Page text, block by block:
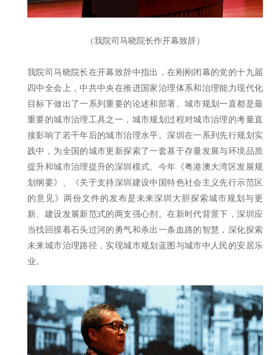
（我院司马晓院长作开幕致辞）
我院司马晓院长在开幕致辞中指出，在刚刚闭幕的党的十九届
四中全会上，中共中央在推进国家治理体系和治理能力现代化
目标下做出了一系列重要的论述和部署。城市规划一直都是最
重要的城市治理工具之一，城市规划过程对城市治理的考量直
接影响了若干年后的城市治理水平。深圳在一系列先行规划实
践中，为全国的城市更新探索了一套基于存量发展与环境品质
提升和城市治理提升的深圳模式。今年《粤港澳大湾区发展规
划纲要》、《关于支持深圳建设中国特色社会主义先行示范区
的意见》两份文件的发布是未来深圳大胆探索城市规划与更
新、建设发展新范式的两支强心剂。在新时代背景下，深圳应
当找回摸着石头过河的勇气和杀出一条血路的智慧，深化探索
未来城市治理路径，实现城市规划蓝图与城市中人民的安居乐
业。